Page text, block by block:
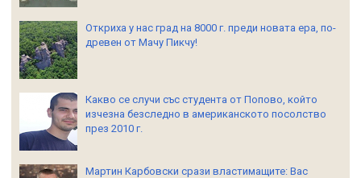
Откриха у нас град на 8000 г. преди новата ера, по-
древен от Мачу Пикчу!
Какво се случи със студента от Попово, който
изчезна безследно в американското посолство
през 2010 г.
Мартин Карбовски срази властимащите: Вас